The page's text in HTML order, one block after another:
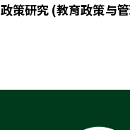
政策研究 (教育政策与